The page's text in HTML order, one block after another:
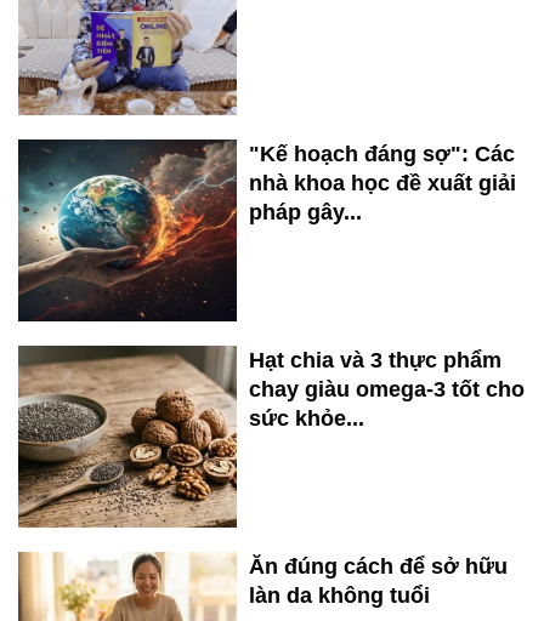
"Kế hoạch đáng sợ": Các
nhà khoa học đề xuất giải
pháp gây...
Hạt chia và 3 thực phẩm
chay giàu omega-3 tốt cho
sức khỏe...
Ăn đúng cách để sở hữu
làn da không tuổi